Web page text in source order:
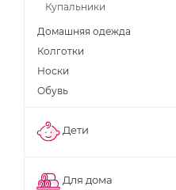
Купальники
Домашняя одежда
Колготки
Носки
Обувь
Дети
Для дома